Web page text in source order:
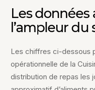
Les
l’ampleur du
Les chiffres ci-dessous
opérationnelle de la
distribution de repas les